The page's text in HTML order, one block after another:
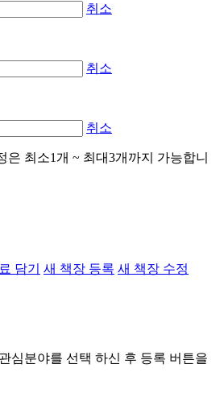
취소
취소
취소
은 최소1개 ~ 최대3개까지 가능합니
담기 새 책장 등록 새 책장 수정
심분야를 선택 하신 후 등록 버튼을